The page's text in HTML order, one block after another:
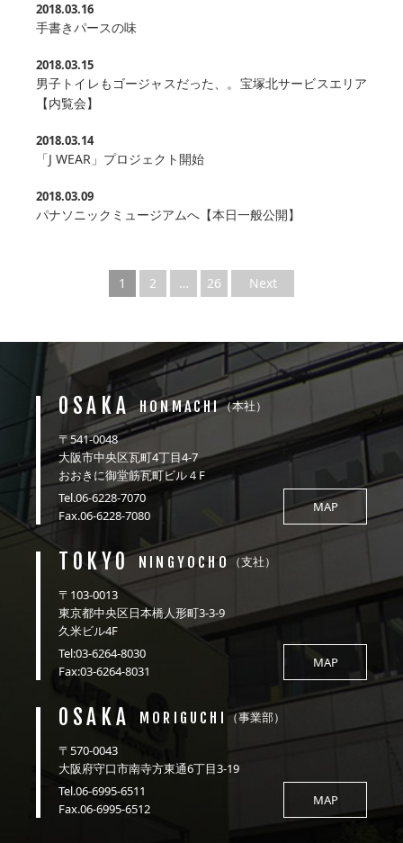
2018.03.16
手書きパースの味
2018.03.15
男子トイレもゴージャスだった、。宝塚北サービスエリア
【内覧会】
2018.03.14
「J WEAR」プロジェクト開始
2018.03.09
パナソニックミュージアムへ【本日一般公開】
1 2 … 26 Next
OSAKA HONMACHI（本社）
〒541-0048
大阪市中央区瓦町4丁目4-7
おおきに御堂筋瓦町ビル４F
Tel.06-6228-7070
Fax.06-6228-7080
MAP
TOKYO NINGYOCHO（支社）
〒103-0013
東京都中央区日本橋人形町3-3-9
久米ビル4F
Tel:03-6264-8030
Fax:03-6264-8031
MAP
OSAKA MORIGUCHI （事業部）
〒570-0043
大阪府守口市南寺方東通6丁目3-19
Tel.06-6995-6511
Fax.06-6995-6512
MAP